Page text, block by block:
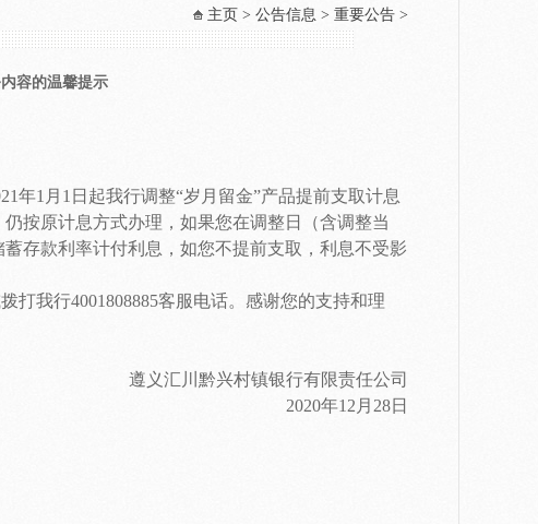
主页 > 公告信息 > 重要公告 >
容的温馨提示
1月1日起我行调整“岁月留金”产品提前支取计息
按原计息方式办理，如果您在调整日（含调整当
存款利率计付利息，如您不提前支取，利息不受影
我行4001808885客服电话。感谢您的支持和理
遵义汇川黔兴村镇银行有限责任公司
2020年12月28日